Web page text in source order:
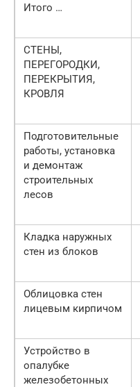
Итого …
СТЕНЫ,
ПЕРЕГОРОДКИ,
ПЕРЕКРЫТИЯ,
КРОВЛЯ
Подготовительные
работы, установка
и демонтаж
строительных
лесов
Кладка наружных
стен из блоков
Облицовка стен
лицевым кирпичом
Устройство в
опалубке
железобетонных